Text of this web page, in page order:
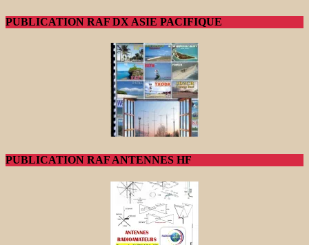
PUBLICATION RAF DX ASIE PACIFIQUE
PUBLICATION RAF ANTENNES HF